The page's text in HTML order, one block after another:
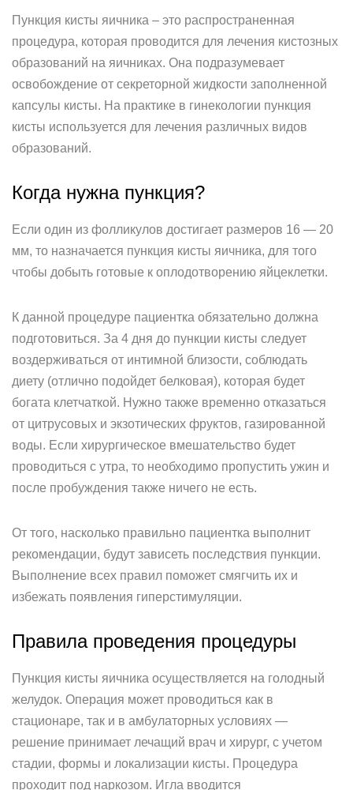
Пункция кисты яичника – это распространенная
процедура, которая проводится для лечения кистозных
образований на яичниках. Она подразумевает
освобождение от секреторной жидкости заполненной
капсулы кисты. На практике в гинекологии пункция
кисты используется для лечения различных видов
образований.
Когда нужна пункция?
Если один из фолликулов достигает размеров 16 — 20
мм, то назначается пункция кисты яичника, для того
чтобы добыть готовые к оплодотворению яйцеклетки.
К данной процедуре пациентка обязательно должна
подготовиться. За 4 дня до пункции кисты следует
воздерживаться от интимной близости, соблюдать
диету (отлично подойдет белковая), которая будет
богата клетчаткой. Нужно также временно отказаться
от цитрусовых и экзотических фруктов, газированной
воды. Если хирургическое вмешательство будет
проводиться с утра, то необходимо пропустить ужин и
после пробуждения также ничего не есть.
От того, насколько правильно пациентка выполнит
рекомендации, будут зависеть последствия пункции.
Выполнение всех правил поможет смягчить их и
избежать появления гиперстимуляции.
Правила проведения процедуры
Пункция кисты яичника осуществляется на голодный
желудок. Операция может проводиться как в
стационаре, так и в амбулаторных условиях —
решение принимает лечащий врач и хирург, с учетом
стадии, формы и локализации кисты. Процедура
проходит под наркозом. Игла вводится